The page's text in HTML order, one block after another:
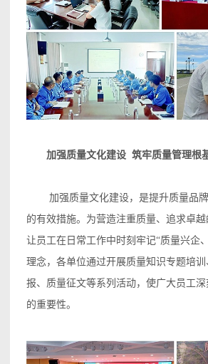
加强质量文化建设 筑牢质量管理根
加强质量文化建设，是提升质量品
的有效措施。为营造注重质量、追求卓越
让员工在日常工作中时刻牢记“质量兴企
理念，各单位通过开展质量知识专题培
报、质量征文等系列活动，使广大员工
的重要性。